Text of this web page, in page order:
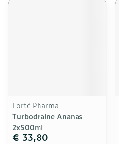
Forté Pharma
Turbodraine Ananas
2x500ml
€ 33,80